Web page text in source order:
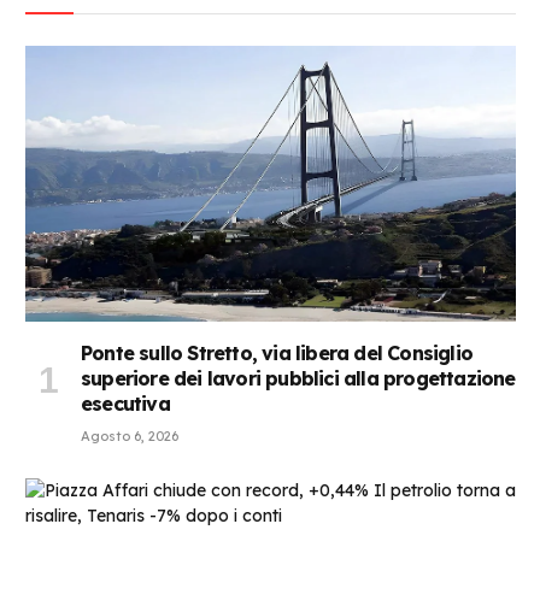
Ponte sullo Stretto, via libera del Consiglio
superiore dei lavori pubblici alla progettazione
esecutiva
Agosto 6, 2026